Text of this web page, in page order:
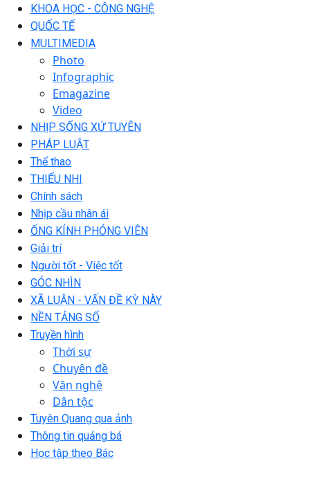
KHOA HỌC - CÔNG NGHỆ
QUỐC TẾ
MULTIMEDIA
Photo
Infographic
Emagazine
Video
NHỊP SỐNG XỨ TUYÊN
PHÁP LUẬT
Thể thao
THIẾU NHI
Chính sách
Nhịp cầu nhân ái
ỐNG KÍNH PHÓNG VIÊN
Giải trí
Người tốt - Việc tốt
GÓC NHÌN
XÃ LUẬN - VẤN ĐỀ KỲ NÀY
NỀN TẢNG SỐ
Truyền hình
Thời sự
Chuyên đề
Văn nghệ
Dân tộc
Tuyên Quang qua ảnh
Thông tin quảng bá
Học tập theo Bác